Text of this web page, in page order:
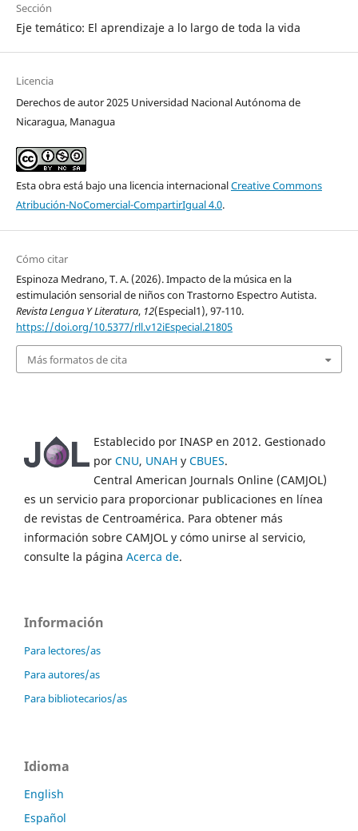
Sección
Eje temático: El aprendizaje a lo largo de toda la vida
Licencia
Derechos de autor 2025 Universidad Nacional Autónoma de
Nicaragua, Managua
Esta obra está bajo una licencia internacionalCreative Commons
Atribución-NoComercial-CompartirIgual 4.0.
Cómo citar
Espinoza Medrano, T. A. (2026). Impacto de la música en la
estimulación sensorial de niños con Trastorno Espectro Autista.
Revista Lengua Y Literatura, 12(Especial1), 97-110.
https://doi.org/10.5377/rll.v12iEspecial.21805
Más formatos de cita
Establecido por INASP en 2012. Gestionado
por CNU, UNAH y CBUES.
Central American Journals Online (CAMJOL)
es un servicio para proporcionar publicaciones en línea
de revistas de Centroamérica. Para obtener más
información sobre CAMJOL y cómo unirse al servicio,
consulte la página Acerca de.
Información
Para lectores/as
Para autores/as
Para bibliotecarios/as
Idioma
English
Español